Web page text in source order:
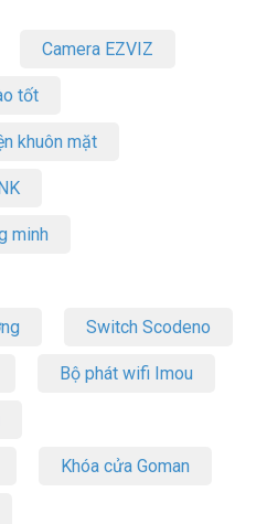
Camera EZVIZ
tốt
khuôn mặt
minh
Switch Scodeno
Bộ phát wifi Imou
Khóa cửa Goman